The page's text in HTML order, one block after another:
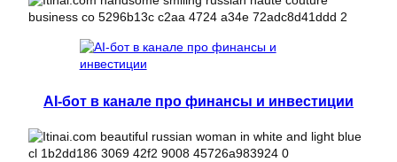
AI-бот в канале про финансы и инвестиции